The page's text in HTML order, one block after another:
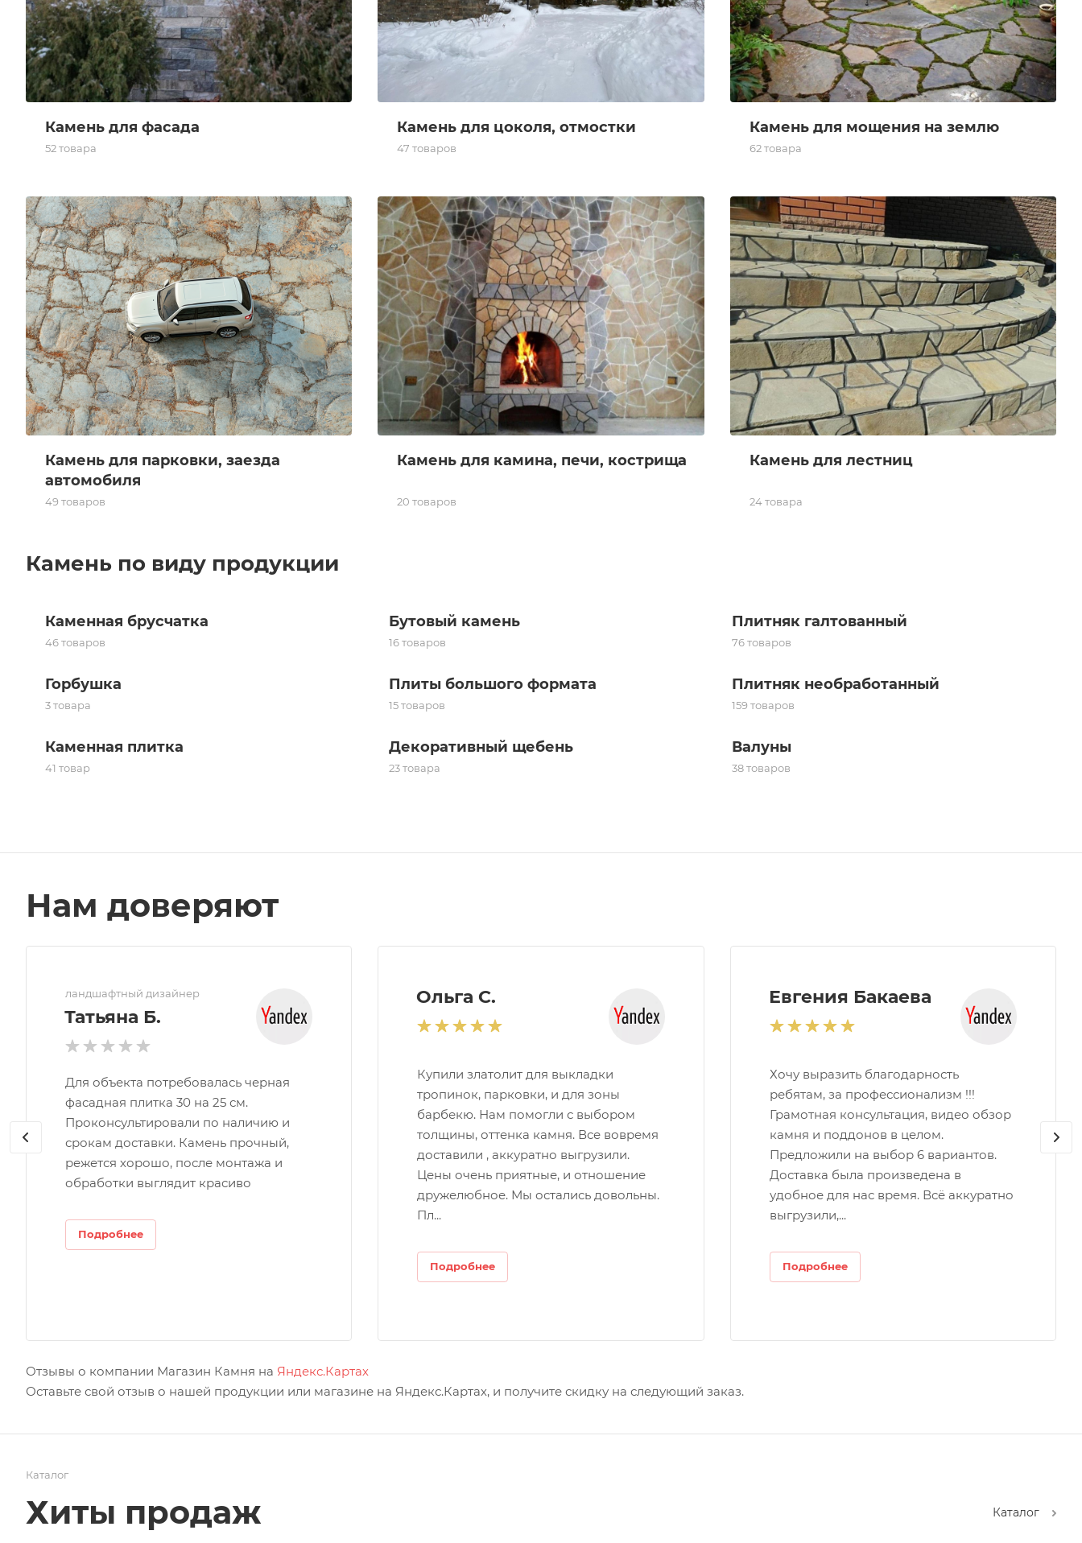
Камень для фасада
Камень для фасада
52 товара
Камень для цоколя, отмостки
Камень для цоколя, отмостки
47 товаров
Камень для мощения на землю
Камень для мощения на землю
62 товара
Камень для парковки, заезда автомобиля
Камень для парковки, заезда
автомобиля
49 товаров
Камень для камина, печи, кострища
Камень для камина, печи, кострища
20 товаров
Камень для лестниц
Камень для лестниц
24 товара
Камень по виду продукции
Каменная брусчатка
46 товаров
Бутовый камень
16 товаров
Плитняк галтованный
76 товаров
Горбушка
3 товара
Плиты большого формата
15 товаров
Плитняк необработанный
159 товаров
Каменная плитка
41 товар
Декоративный щебень
23 товара
Валуны
38 товаров
Нам доверяют
ландшафтный дизайнер
Татьяна Б.
Для объекта потребовалась черная
фасадная плитка 30 на 25 см.
Проконсультировали по наличию и
срокам доставки. Камень прочный,
режется хорошо, после монтажа и
обработки выглядит красиво
Подробнее
Ольга С.
Купили златолит для выкладки
тропинок, парковки, и для зоны
барбекю. Нам помогли с выбором
толщины, оттенка камня. Все вовремя
доставили , аккуратно выгрузили.
Цены очень приятные, и отношение
дружелюбное. Мы остались довольны.
Пл...
Подробнее
Евгения Бакаева
Хочу выразить благодарность
ребятам, за профессионализм !!!
Грамотная консультация, видео обзор
камня и поддонов в целом.
Предложили на выбор 6 вариантов.
Доставка была произведена в
удобное для нас время. Всё аккуратно
выгрузили,...
Подробнее
Отзывы о компании Магазин Камня на Яндекс.Картах
Оставьте свой отзыв о нашей продукции или магазине на Яндекс.Картах, и получите скидку на следующий заказ.
Каталог
Хиты продаж Каталог